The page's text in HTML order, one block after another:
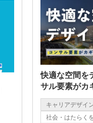
快適な空間
サル要素がカ
仕事とは？～
キャリアデザイ
社会・はたらく